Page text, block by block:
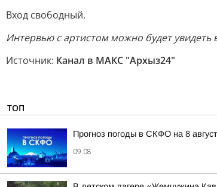
Вход свободный.
Интервью с артистом можно будет увидеть
Источник: Канал в МАКС "Архыз24"
ТОП
Прогноз погоды в СКФО на 8
09:08